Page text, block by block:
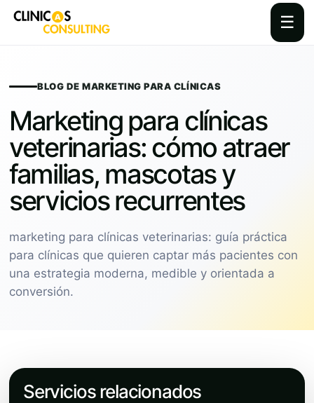
☰
contentBLOG DE MARKETING PARA CLÍNICAS
Marketing para clínicas
veterinarias: cómo atraer
familias, mascotas y
servicios recurrentes
marketing para clínicas veterinarias: guía práctica
para clínicas que quieren captar más pacientes con
una estrategia moderna, medible y orientada a
conversión.
Servicios relacionados